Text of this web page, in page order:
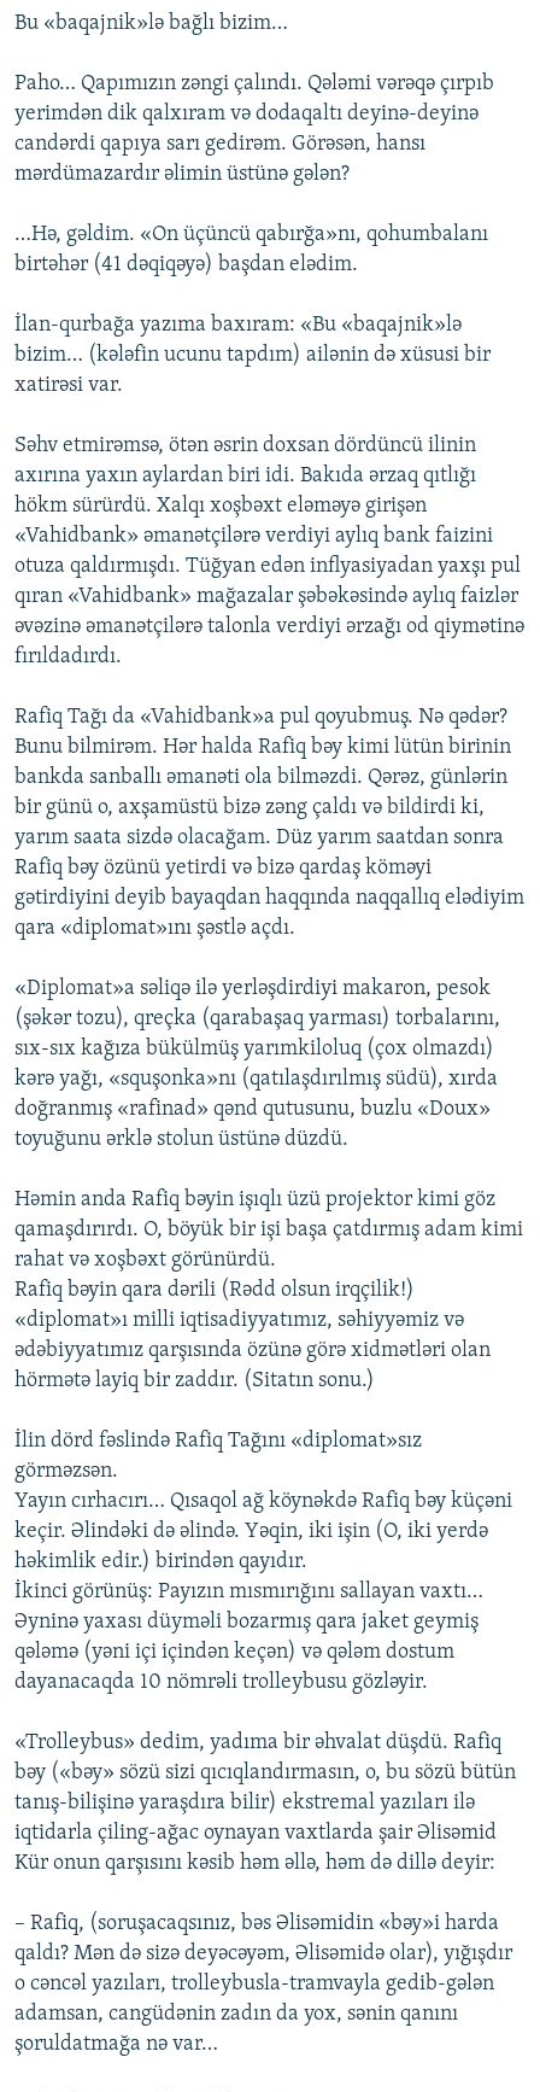
Bu «baqajnik»lə bağlı bizim…
Paho… Qapımızın zəngi çalındı. Qələmi vərəqə çırpıb
yerimdən dik qalxıram və dodaqaltı deyinə-deyinə
candərdi qapıya sarı gedirəm. Görəsən, hansı
mərdümazardır əlimin üstünə gələn?
…Hə, gəldim. «On üçüncü qabırğa»nı, qohumbalanı
birtəhər (41 dəqiqəyə) başdan elədim.
İlan-qurbağa yazıma baxıram: «Bu «baqajnik»lə
bizim… (kələfin ucunu tapdım) ailənin də xüsusi bir
xatirəsi var.
Səhv etmirəmsə, ötən əsrin doxsan dördüncü ilinin
axırına yaxın aylardan biri idi. Bakıda ərzaq qıtlığı
hökm sürürdü. Xalqı xoşbəxt eləməyə girişən
«Vahidbank» əmanətçilərə verdiyi aylıq bank faizini
otuza qaldırmışdı. Tüğyan edən inflyasiyadan yaxşı pul
qıran «Vahidbank» mağazalar şəbəkəsində aylıq faizlər
əvəzinə əmanətçilərə talonla verdiyi ərzağı od qiymətinə
fırıldadırdı.
Rafiq Tağı da «Vahidbank»a pul qoyubmuş. Nə qədər?
Bunu bilmirəm. Hər halda Rafiq bəy kimi lütün birinin
bankda sanballı əmanəti ola bilməzdi. Qərəz, günlərin
bir günü o, axşamüstü bizə zəng çaldı və bildirdi ki,
yarım saata sizdə olacağam. Düz yarım saatdan sonra
Rafiq bəy özünü yetirdi və bizə qardaş köməyi
gətirdiyini deyib bayaqdan haqqında naqqallıq elədiyim
qara «diplomat»ını şəstlə açdı.
«Diplomat»a səliqə ilə yerləşdirdiyi makaron, pesok
(şəkər tozu), qreçka (qarabaşaq yarması) torbalarını,
sıx-sıx kağıza bükülmüş yarımkiloluq (çox olmazdı)
kərə yağı, «squşonka»nı (qatılaşdırılmış südü), xırda
doğranmış «rafinad» qənd qutusunu, buzlu «Doux»
toyuğunu ərklə stolun üstünə düzdü.
Həmin anda Rafiq bəyin işıqlı üzü projektor kimi göz
qamaşdırırdı. O, böyük bir işi başa çatdırmış adam kimi
rahat və xoşbəxt görünürdü.
Rafiq bəyin qara dərili (Rədd olsun irqçilik!)
«diplomat»ı milli iqtisadiyyatımız, səhiyyəmiz və
ədəbiyyatımız qarşısında özünə görə xidmətləri olan
hörmətə layiq bir zaddır. (Sitatın sonu.)
İlin dörd fəslində Rafiq Tağını «diplomat»sız
görməzsən.
Yayın cırhacırı… Qısaqol ağ köynəkdə Rafiq bəy küçəni
keçir. Əlindəki də əlində. Yəqin, iki işin (O, iki yerdə
həkimlik edir.) birindən qayıdır.
İkinci görünüş: Payızın mısmırığını sallayan vaxtı…
Əyninə yaxası düyməli bozarmış qara jaket geymiş
qələmə (yəni içi içindən keçən) və qələm dostum
dayanacaqda 10 nömrəli trolleybusu gözləyir.
«Trolleybus» dedim, yadıma bir əhvalat düşdü. Rafiq
bəy («bəy» sözü sizi qıcıqlandırmasın, o, bu sözü bütün
tanış-bilişinə yaraşdıra bilir) ekstremal yazıları ilə
iqtidarla çiling-ağac oynayan vaxtlarda şair Əlisəmid
Kür onun qarşısını kəsib həm əllə, həm də dillə deyir:
– Rafiq, (soruşacaqsınız, bəs Əlisəmidin «bəy»i harda
qaldı? Mən də sizə deyəcəyəm, Əlisəmidə olar), yığışdır
o cəncəl yazıları, trolleybusla-tramvayla gedib-gələn
adamsan, cangüdənin zadın da yox, sənin qanını
şoruldatmağa nə var…